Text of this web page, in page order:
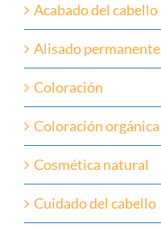
Acabado del cabello
Alisado permanente
Coloración
Coloración orgánica
Cosmética natural
Cuidado del cabello